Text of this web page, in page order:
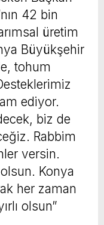
42 bin
üretim
Büyükşehir
tohum
ediyor.
biz de
Rabbim
versin.
Konya
her zaman
olsun”